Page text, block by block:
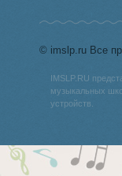
© imslp.ru Все
IMSLP.RU
музыкальных
устройств.